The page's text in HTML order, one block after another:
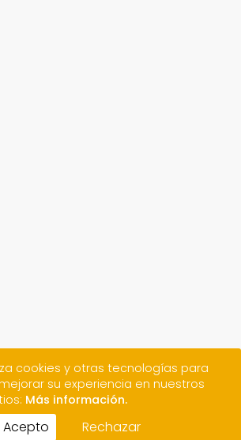
cookies y otras tecnologías para
su experiencia en nuestros
Más información.
Acepto Rechazar